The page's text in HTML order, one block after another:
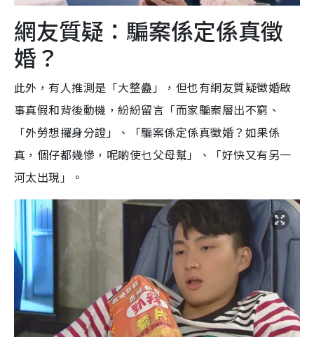
網友質疑：騙案係定係真徵
婚？
此外，有人推測是「大整蠱」，但也有網友質疑徵婚啟
事真假和背後動機，紛紛留言「而家騙案層出不窮、
「外勞想攞身分證」、「騙案係定係真徵婚？如果係
真，個仔都幾慘，呢啲使乜父母幫」、「好快又有另一
河太出現」。